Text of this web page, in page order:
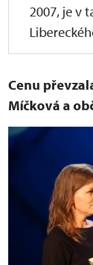
2007, je v
Cenu
Míčková a